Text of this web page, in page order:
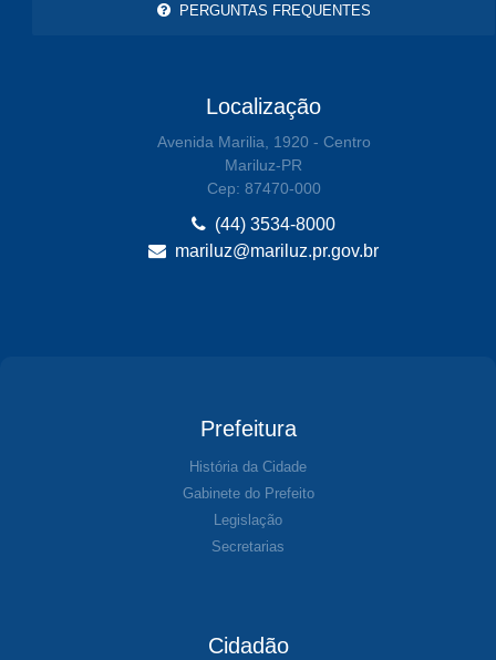
PERGUNTAS FREQUENTES
Localização
Avenida Marilia, 1920 - Centro
Mariluz-PR
Cep: 87470-000
(44) 3534-8000
mariluz@mariluz.pr.gov.br
Prefeitura
História da Cidade
Gabinete do Prefeito
Legislação
Secretarias
Cidadão